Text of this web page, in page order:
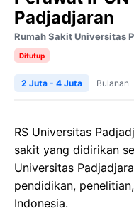
Padjadjaran
Rumah Sakit Universitas
Ditutup
2 Juta - 4 Juta Bulanan
RS Universitas
sakit yang didirikan
Universitas
pendidikan,
Indonesia.